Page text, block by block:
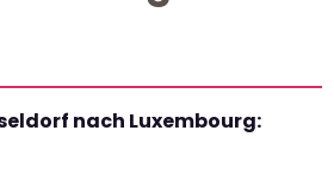
nach Luxembourg: